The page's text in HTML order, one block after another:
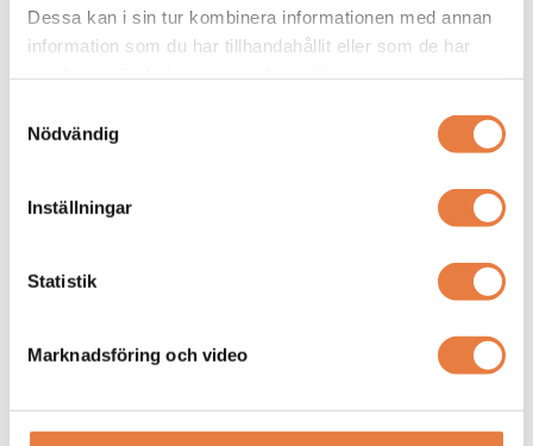
Dessa kan i sin tur kombinera informationen med annan
information som du har tillhandahållit eller som de har
Nödvändig
Inställningar
Statistik
Marknadsföring och video
Skillnaden mellan isolerat och direktjordat nät
Vi reder ut skillnaderna mellan direktjordat nät (oftast TN
/ TN-S nät) och isolerat nät (IT-nät)